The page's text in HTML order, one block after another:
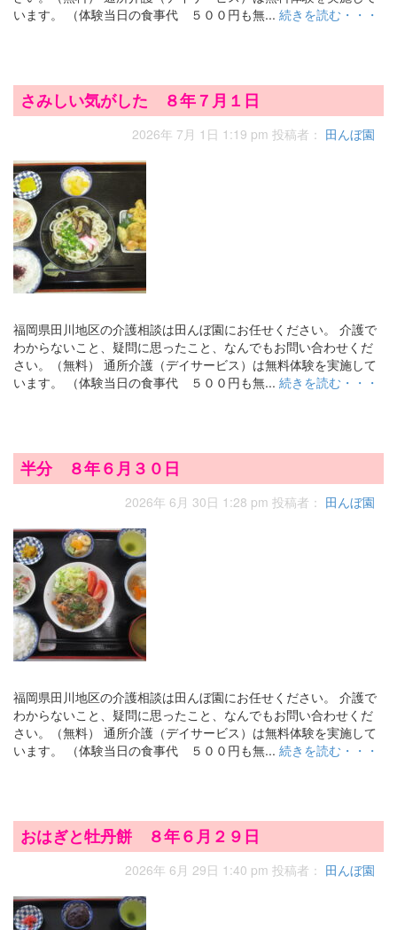
います。 （体験当日の食事代 ５００円も無... 続きを読む・・・
さみしい気がした ８年７月１日
2026年 7月 1日 1:19 pm 投稿者： 田んぼ園
福岡県田川地区の介護相談は田んぼ園にお任せください。 介護で
わからないこと、疑問に思ったこと、なんでもお問い合わせくだ
さい。（無料） 通所介護（デイサービス）は無料体験を実施して
います。 （体験当日の食事代 ５００円も無... 続きを読む・・・
半分 ８年６月３０日
2026年 6月 30日 1:28 pm 投稿者： 田んぼ園
福岡県田川地区の介護相談は田んぼ園にお任せください。 介護で
わからないこと、疑問に思ったこと、なんでもお問い合わせくだ
さい。（無料） 通所介護（デイサービス）は無料体験を実施して
います。 （体験当日の食事代 ５００円も無... 続きを読む・・・
おはぎと牡丹餅 ８年６月２９日
2026年 6月 29日 1:40 pm 投稿者： 田んぼ園